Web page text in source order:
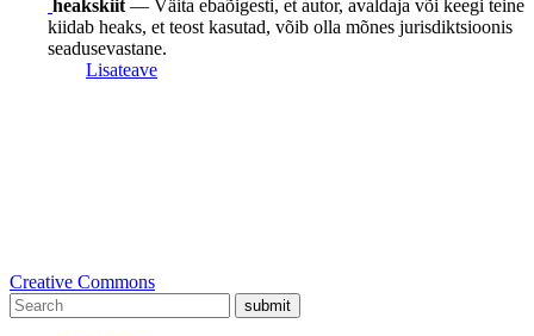
heakskiit — Väita ebaõigesti, et autor, avaldaja või keegi teine
kiidab heaks, et teost kasutad, võib olla mõnes jurisdiktsioonis
seadusevastane.
Lisateave
Creative Commons
submit